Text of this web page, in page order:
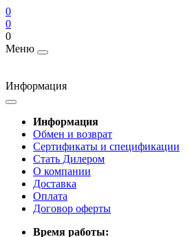
0
0
0
Меню
Информация
Информация
Обмен и возврат
Сертификаты и спецификации
Стать Дилером
О компании
Доставка
Оплата
Договор оферты
Время работы: